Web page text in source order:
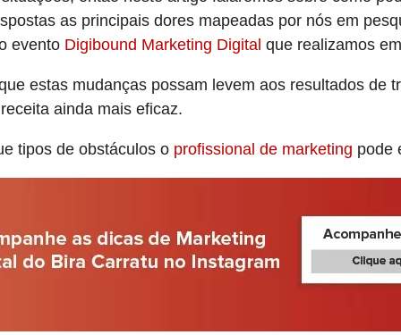
as principais dores mapeadas por nós em
evento Digibound Marketing Digital que realizamos
estas mudanças possam levem aos resultados de
ainda mais eficaz.
tipos de obstáculos o profissional de marketing pode